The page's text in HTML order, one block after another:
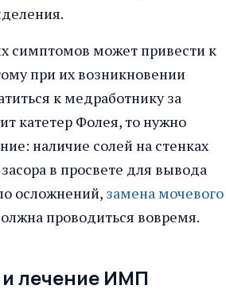
симптомов может привести к
при их возникновении
к медработнику за
катетер Фолея, то нужно
наличие солей на стенках
в просвете для вывода
осложнений, замена мочевого
проводиться вовремя.
лечение ИМП